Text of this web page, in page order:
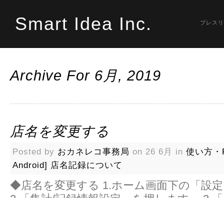
Smart Idea Inc. プレス
Archive For 6月, 2019
店名を変更する
Posted by おカネレコ事務局 on 26 6月 in 使い方
Android] 店名記録について
◆店名を変更する 1.ホーム画面下の「設